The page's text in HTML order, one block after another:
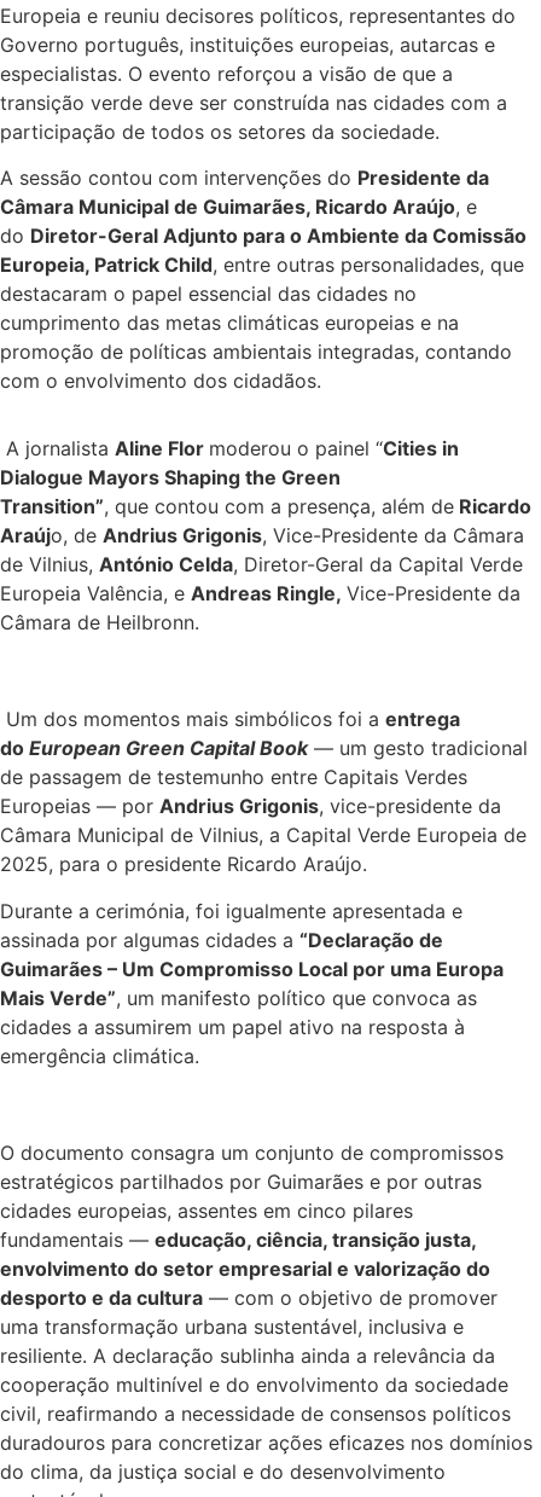
Europeia e reuniu decisores políticos, representantes do
Governo português, instituições europeias, autarcas e
especialistas. O evento reforçou a visão de que a
transição verde deve ser construída nas cidades com a
participação de todos os setores da sociedade.
A sessão contou com intervenções do Presidente da
Câmara Municipal de Guimarães, Ricardo Araújo, e
do Diretor-Geral Adjunto para o Ambiente da Comissão
Europeia, Patrick Child, entre outras personalidades, que
destacaram o papel essencial das cidades no
cumprimento das metas climáticas europeias e na
promoção de políticas ambientais integradas, contando
com o envolvimento dos cidadãos.
A jornalista Aline Flor moderou o painel “Cities in
Dialogue Mayors Shaping the Green
Transition”, que contou com a presença, além de Ricardo
Araújo, de Andrius Grigonis, Vice-Presidente da Câmara
de Vilnius, António Celda, Diretor-Geral da Capital Verde
Europeia Valência, e Andreas Ringle, Vice-Presidente da
Câmara de Heilbronn.
Um dos momentos mais simbólicos foi a entrega
do European Green Capital Book— um gesto tradicional
de passagem de testemunho entre Capitais Verdes
Europeias — por Andrius Grigonis, vice-presidente da
Câmara Municipal de Vilnius, a Capital Verde Europeia de
2025, para o presidente Ricardo Araújo.
Durante a cerimónia, foi igualmente apresentada e
assinada por algumas cidades a “Declaração de
Guimarães – Um Compromisso Local por uma Europa
Mais Verde”, um manifesto político que convoca as
cidades a assumirem um papel ativo na resposta à
emergência climática.
O documento consagra um conjunto de compromissos
estratégicos partilhados por Guimarães e por outras
cidades europeias, assentes em cinco pilares
fundamentais — educação, ciência, transição justa,
envolvimento do setor empresarial e valorização do
desporto e da cultura — com o objetivo de promover
uma transformação urbana sustentável, inclusiva e
resiliente. A declaração sublinha ainda a relevância da
cooperação multinível e do envolvimento da sociedade
civil, reafirmando a necessidade de consensos políticos
duradouros para concretizar ações eficazes nos domínios
do clima, da justiça social e do desenvolvimento